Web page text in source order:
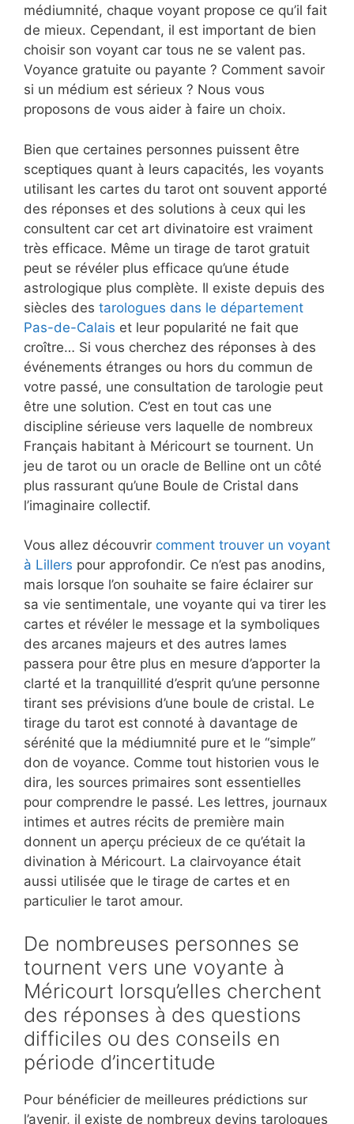
médiumnité, chaque voyant propose ce qu’il fait
de mieux. Cependant, il est important de bien
choisir son voyant car tous ne se valent pas.
Voyance gratuite ou payante ? Comment savoir
si un médium est sérieux ? Nous vous
proposons de vous aider à faire un choix.
Bien que certaines personnes puissent être
sceptiques quant à leurs capacités, les voyants
utilisant les cartes du tarot ont souvent apporté
des réponses et des solutions à ceux qui les
consultent car cet art divinatoire est vraiment
très efficace. Même un tirage de tarot gratuit
peut se révéler plus efficace qu’une étude
astrologique plus complète. Il existe depuis des
siècles des tarologues dans le département
Pas-de-Calais et leur popularité ne fait que
croître… Si vous cherchez des réponses à des
événements étranges ou hors du commun de
votre passé, une consultation de tarologie peut
être une solution. C’est en tout cas une
discipline sérieuse vers laquelle de nombreux
Français habitant à Méricourt se tournent. Un
jeu de tarot ou un oracle de Belline ont un côté
plus rassurant qu’une Boule de Cristal dans
l’imaginaire collectif.
Vous allez découvrir comment trouver un voyant
à Lillers pour approfondir. Ce n’est pas anodins,
mais lorsque l’on souhaite se faire éclairer sur
sa vie sentimentale, une voyante qui va tirer les
cartes et révéler le message et la symboliques
des arcanes majeurs et des autres lames
passera pour être plus en mesure d’apporter la
clarté et la tranquillité d’esprit qu’une personne
tirant ses prévisions d’une boule de cristal. Le
tirage du tarot est connoté à davantage de
sérénité que la médiumnité pure et le “simple”
don de voyance. Comme tout historien vous le
dira, les sources primaires sont essentielles
pour comprendre le passé. Les lettres, journaux
intimes et autres récits de première main
donnent un aperçu précieux de ce qu’était la
divination à Méricourt. La clairvoyance était
aussi utilisée que le tirage de cartes et en
particulier le tarot amour.
De nombreuses personnes se
tournent vers une voyante à
Méricourt lorsqu’elles cherchent
des réponses à des questions
difficiles ou des conseils en
période d’incertitude
Pour bénéficier de meilleures prédictions sur
l’avenir, il existe de nombreux devins tarologues